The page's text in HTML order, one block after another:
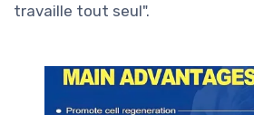
travaille tout seul".